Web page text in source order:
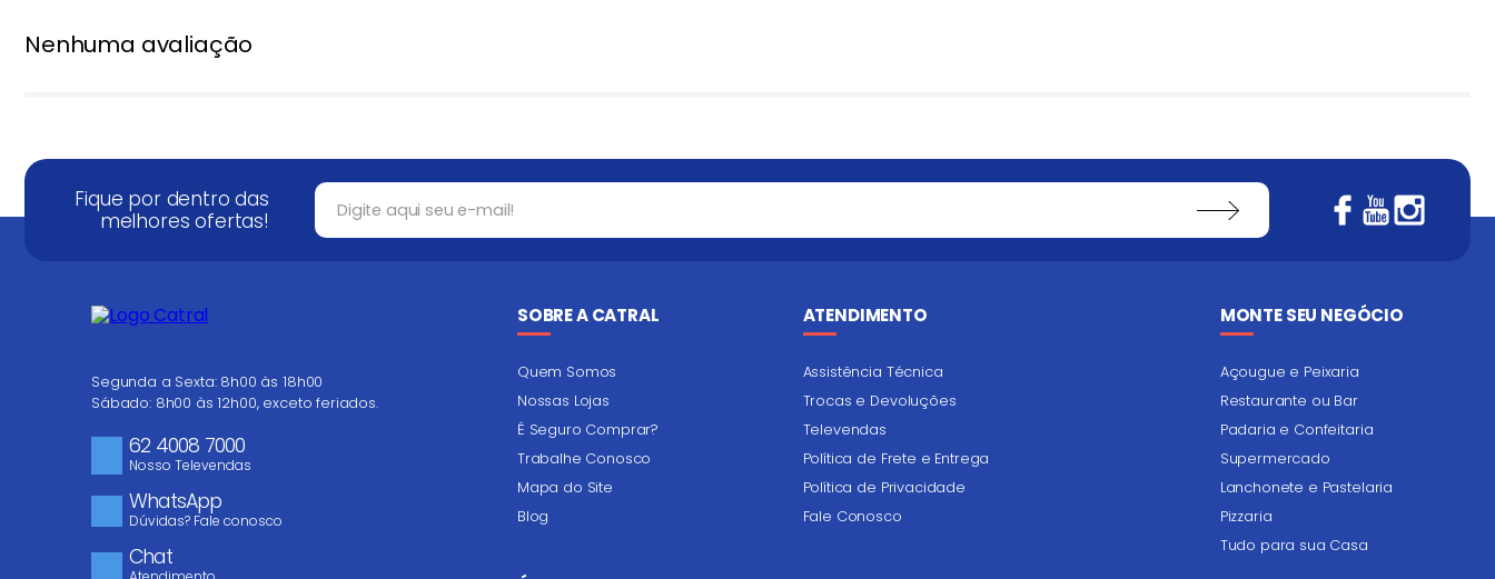
Título
Seu nome
Nenhuma avaliação
Fique por dentro das
melhores ofertas!
Segunda a Sexta: 8h00 às 18h00
Sábado: 8h00 às 12h00, exceto feriados.
62 4008 7000
Nosso Televendas
WhatsApp
Dúvidas? Fale conosco
Chat
SOBRE A CATRAL
Quem Somos
Nossas Lojas
É Seguro Comprar?
Trabalhe Conosco
Mapa do Site
Blog
ATENDIMENTO
Assistência Técnica
Trocas e Devoluções
Televendas
Política de Frete e Entrega
Política de Privacidade
Fale Conosco
MONTE SEU NEGÓCIO
Açougue e Peixaria
Restaurante ou Bar
Padaria e Confeitaria
Supermercado
Lanchonete e Pastelaria
Pizzaria
Tudo para sua Casa